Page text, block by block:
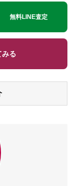
無料LINE査定
みる